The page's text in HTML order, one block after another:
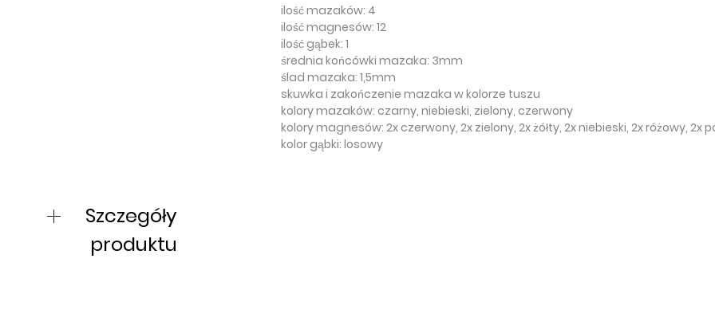
ilość mazaków: 4
ilość magnesów: 12
ilość gąbek: 1
średnia końcówki mazaka: 3mm
ślad mazaka: 1,5mm
skuwka i zakończenie mazaka w kolorze tuszu
kolory mazaków: czarny, niebieski, zielony, czerwony
kolory magnesów: 2x czerwony, 2x zielony, 2x żółty, 2x niebieski, 2x różowy, 2x
kolor gąbki: losowy
Szczegóły
produktu